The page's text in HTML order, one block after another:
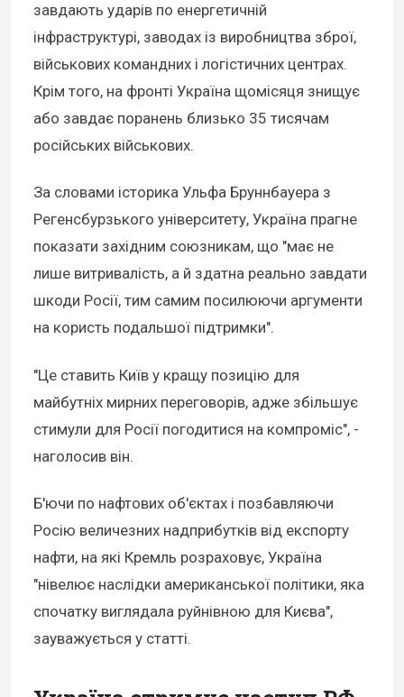
завдають ударів по енергетичній
інфраструктурі, заводах із виробництва зброї,
військових командних і логістичних центрах.
Крім того, на фронті Україна щомісяця знищує
або завдає поранень близько 35 тисячам
російських військових.
За словами історика Ульфа Бруннбауера з
Регенсбурзького університету, Україна прагне
показати західним союзникам, що "має не
лише витривалість, а й здатна реально завдати
шкоди Росії, тим самим посилюючи аргументи
на користь подальшої підтримки".
"Це ставить Київ у кращу позицію для
майбутніх мирних переговорів, адже збільшує
стимули для Росії погодитися на компроміс", -
наголосив він.
Б'ючи по нафтових об'єктах і позбавляючи
Росію величезних надприбутків від експорту
нафти, на які Кремль розраховує, Україна
"нівелює наслідки американської політики, яка
спочатку виглядала руйнівною для Києва",
зауважується у статті.